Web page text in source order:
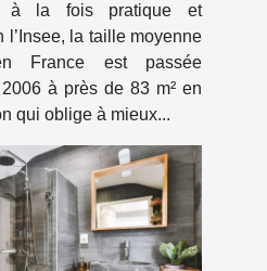
à la fois pratique et
l’Insee, la taille moyenne
France est passée
à près de 83 m² en
qui oblige à mieux...